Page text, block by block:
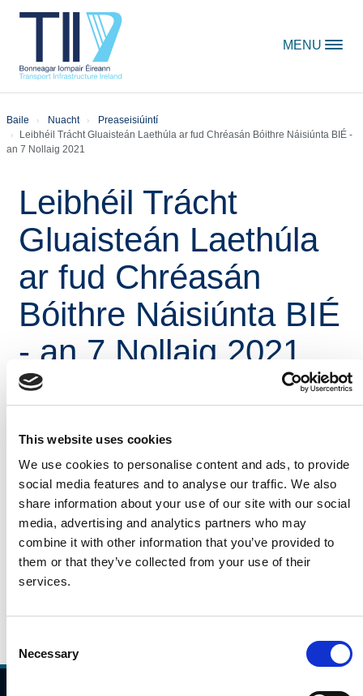
This website uses cookies
We use cookies to personalise content and ads, to provide
social media features and to analyse our traffic. We also
share information about your use of our site with our social
media, advertising and analytics partners who may
combine it with other information that you’ve provided to
them or that they’ve collected from your use of their
services.
Selection
Necessary
MENU
Baile Nuacht
Preaseisiúintí
Leibhéil Trácht Gluaisteán Laethúla ar fud Chréasán Bóithre Náisiúnta BIÉ -
an 7 Nollaig 2021
Leibhéil Trácht
Gluaisteán Laethúla
ar fud Chréasán
Bóithre Náisiúnta BIÉ
- an 7 Nollaig 2021
Léargas laethúil é seo ar thrácht gluaisteán i rith na
mbuaicuaireanta taistil ó 7:00AM go 10:00AM i measc
náisiúnta/mótarbhealaí. Is éagsúil a bheidh na
huimhreacha seo bunaithe ar roinnt saincheisteanna
(aimsir, lá den tseachtain), ach léireoidh siad treochtaí
féideartha i bpatrúin taistil.
Cliceáil an nasc thíos, le do thoil, chun na sonraí tráchta
7.12.2021